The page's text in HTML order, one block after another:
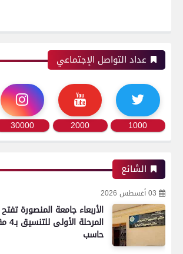
عداد التواصل الإجتماعي
1000
2000
30000
الشائع
03 أغسطس 2026
الأربعاء جامعة المنصورة
حاسب